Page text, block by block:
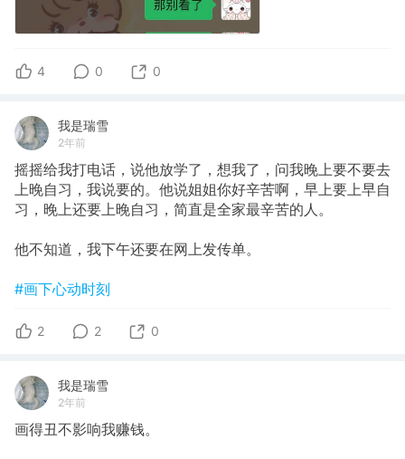
4 0 0
我是瑞雪
2年前
摇摇给我打电话，说他放学了，想我了，问我晚上要不要去
上晚自习，我说要的。他说姐姐你好辛苦啊，早上要上早自
习，晚上还要上晚自习，简直是全家最辛苦的人。
他不知道，我下午还要在网上发传单。
#画下心动时刻
2 2 0
我是瑞雪
2年前
画得丑不影响我赚钱。